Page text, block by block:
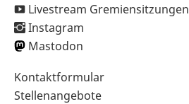
Livestream Gremiensitzungen
Instagram
Mastodon
Sekundärnavigation
im
Kontaktformular
Stellenangebote